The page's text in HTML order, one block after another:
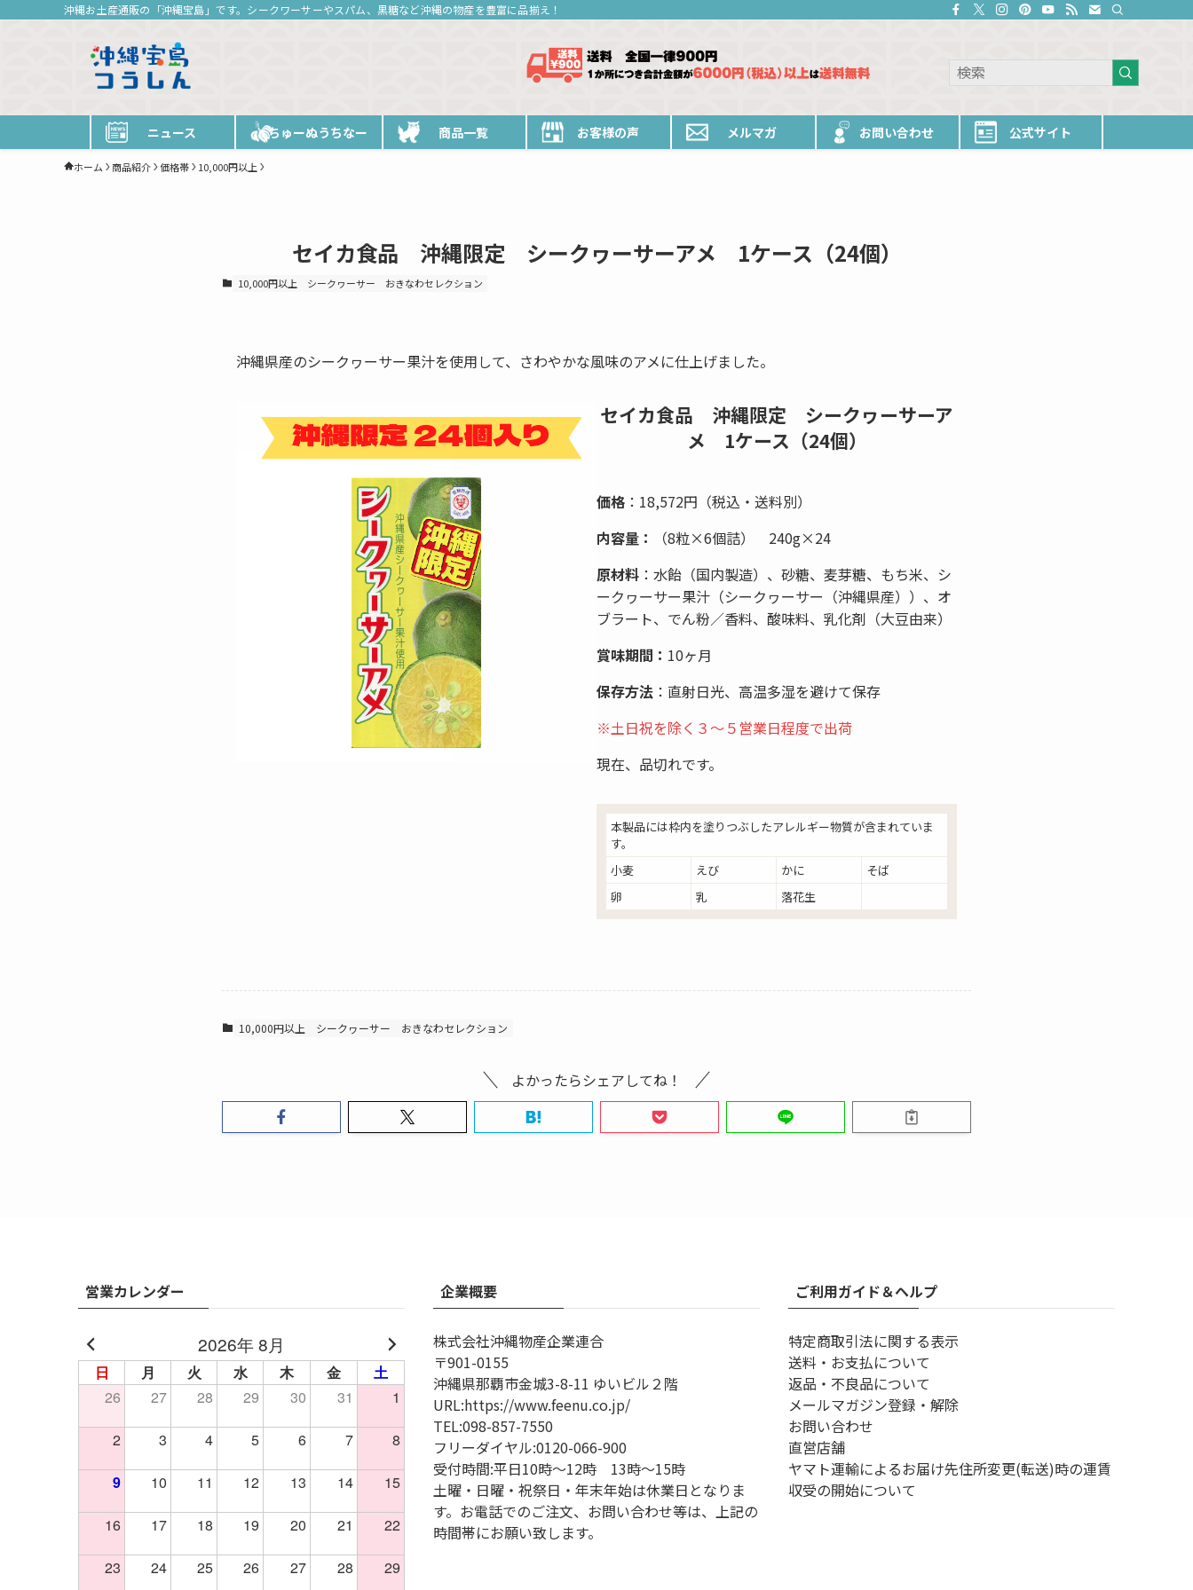
沖縄お土産通販の「沖縄宝島」です。シークワーサーやスパム、黒糖など沖縄の物産を豊富に品揃え！
ニュース ちゅーぬうちなー 商品一覧 お客様の声 メルマガ お問い合わせ 公式サイト
ホーム 商品紹介 価格帯 10,000円以上
セイカ食品 沖縄限定 シークヮーサーアメ 1ケース（24個）
10,000円以上 シークヮーサー おきなわセレクション
沖縄県産のシークヮーサー果汁を使用して、さわやかな風味のアメに仕上げました。
セイカ食品 沖縄限定 シークヮーサーア
メ 1ケース（24個）
価格 ：18,572円（税込・送料別）
内容量：
（8粒×6個詰） 240g×24
原材料 ：水飴（国内製造）、砂糖、麦芽糖、もち米、シ
ークヮーサー果汁（シークヮーサー（沖縄県産））、オ
ブラート、でん粉／香料、酸味料、乳化剤（大豆由来）
賞味期間： 10ヶ月
保存方法 ：直射日光、高温多湿を避けて保存
※土日祝を除く３～５営業日程度で出荷
現在、品切れです。
本製品には枠内を塗りつぶしたアレルギー物質が含まれていま
す。
小麦
えび かに
そば
卵
乳 落花生
10,000円以上 シークヮーサー おきなわセレクション
よかったらシェアしてね！
営業カレンダー
2026年 8月
日 月 火 水 木 金
土
26
27 28 29 30 31 1
2 3 4 5 6 7 8
9 10 11 12 13 14 15
16 17 18 19 20 21 22
23 24 25 26 27 28 29
企業概要
株式会社沖縄物産企業連合
〒901-0155
沖縄県那覇市金城3-8-11 ゆいビル２階
URL:https://www.feenu.co.jp/
TEL:098-857-7550
フリーダイヤル:0120-066-900
受付時間:平日10時～12時 13時～15時
土曜・日曜・祝祭日・年末年始は休業日となりま
す。お電話でのご注文、お問い合わせ等は、上記の
時間帯にお願い致します。
ご利用ガイド＆ヘルプ
特定商取引法に関する表示
送料・お支払について
返品・不良品について
メールマガジン登録・解除
お問い合わせ
直営店舗
ヤマト運輸によるお届け先住所変更(転送)時の運賃
収受の開始について